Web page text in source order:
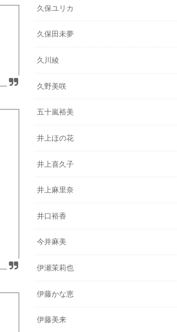
久保ユリカ
久保田未夢
久川綾
久野美咲
五十嵐裕美
井上ほの花
井上喜久子
井上麻里奈
井口裕香
今井麻美
伊瀬茉莉也
伊藤かな恵
伊藤美来